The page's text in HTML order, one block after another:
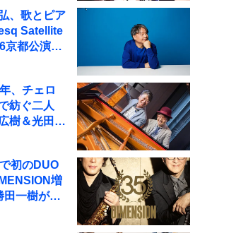
、歌とピア
Satellite
京都公演を
、チェロ
紡ぐ二人
樹＆光田健
日に京都
初のDUO
増
田一樹が10
都RAGへ